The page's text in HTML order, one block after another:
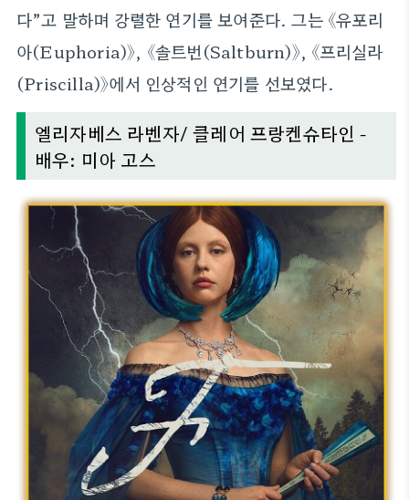
다”고 말하며 강렬한 연기를 보여준다. 그는 《유포리
아(Euphoria)》, 《솔트번(Saltburn)》, 《프리실라
(Priscilla)》에서 인상적인 연기를 선보였다.
엘리자베스 라벤자/ 클레어 프랑켄슈타인 -
배우: 미아 고스